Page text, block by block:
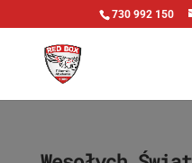
730 992 150